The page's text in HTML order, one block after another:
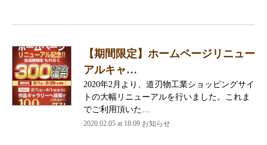
【期間限定】ホームページリニュー
アルキャ…
2020年2月より、道刃物工業ショッピングサイ
トの大幅リニューアルを行いました。これま
でご利用頂いた…
2020.02.05 at 18:09 お知らせ